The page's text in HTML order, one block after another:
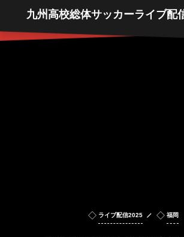
九州高校総体サッカーライブ配
ライブ配信2025 福岡